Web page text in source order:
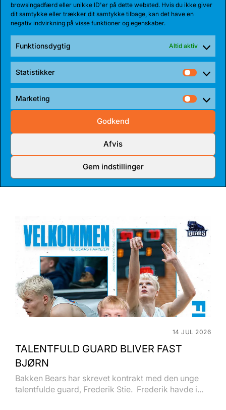
browsingadfærd eller unikke ID'er på dette websted. Hvis du ikke giver
dit samtykke eller trækker dit samtykke tilbage, kan det have en
negativ indvirkning på visse funktioner og egenskaber.
Funktionsdygtig Altid aktiv
Statistikker
Marketing
Godkend
Afvis
Gem indstillinger
TALENT BLIVER FULDTIDSBJØRN
Anton Katholm har skrevet under med Bakken Bears
for endnu en sæson. Sidste sæson havde...
14 JUL 2026
TALENTFULD GUARD BLIVER FAST
BJØRN
Bakken Bears har skrevet kontrakt med den unge
talentfulde guard, Frederik Stie. Frederik havde i...